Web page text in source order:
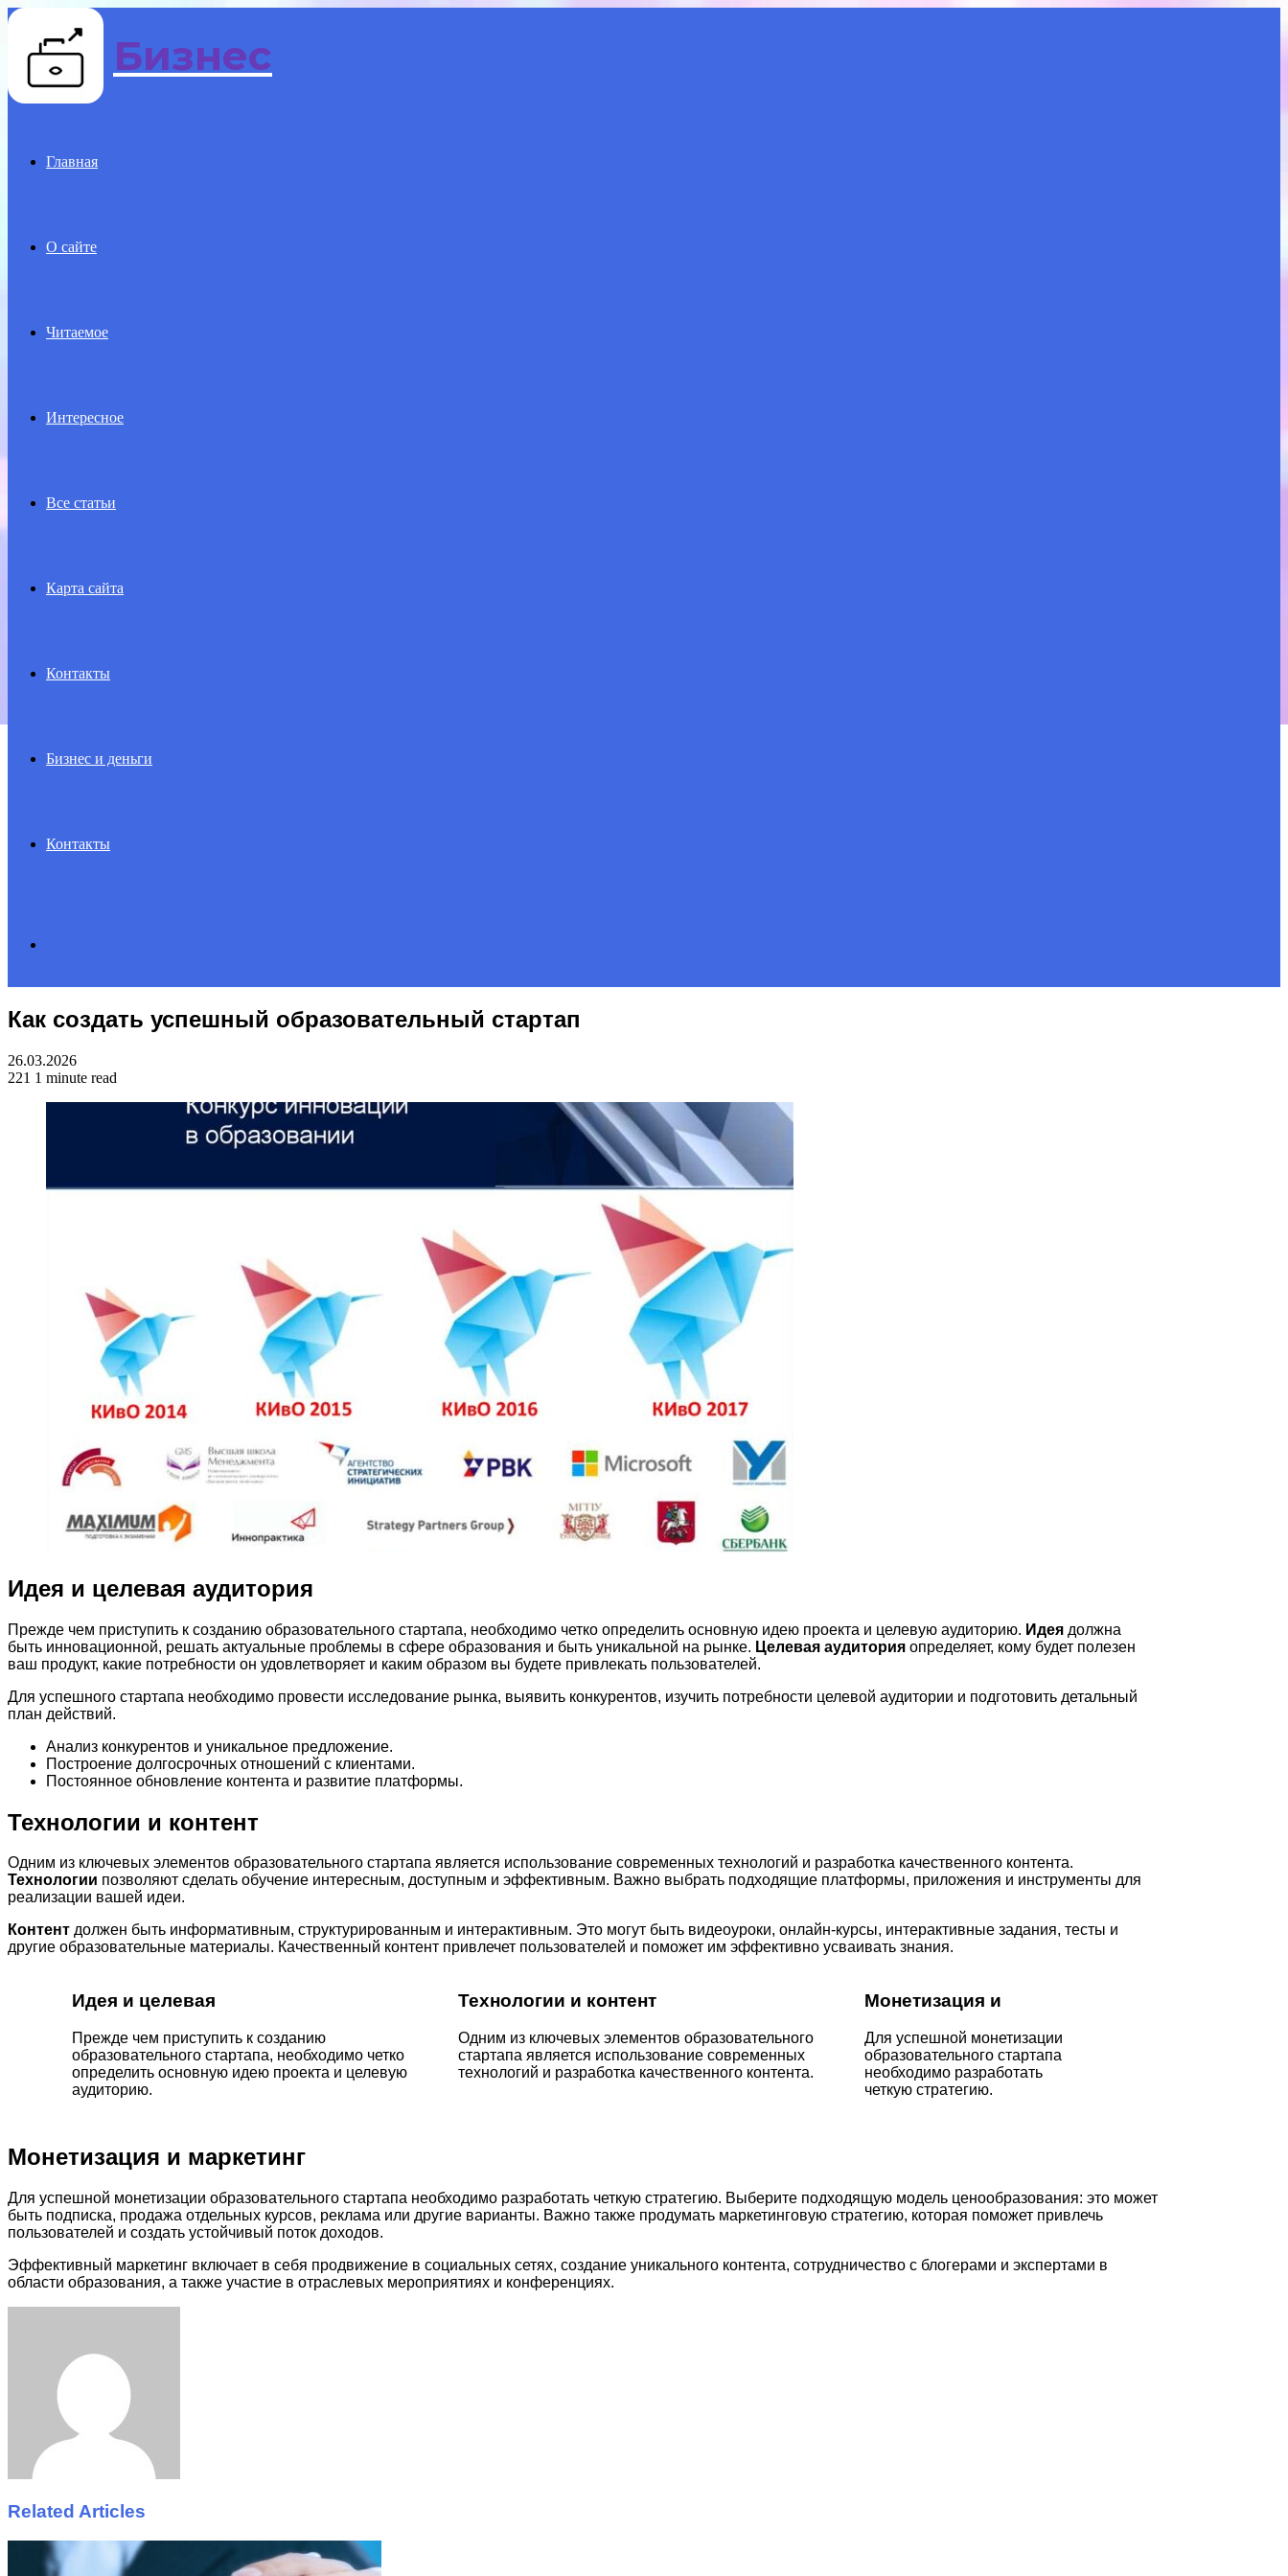
Menu Бизнес
Главная
О сайте
Читаемое
Интересное
Все статьи
Карта сайта
Контакты
Бизнес и деньги
Контакты
for
Как создать успешный образовательный стартап
26.03.2026
221 1 minute read
Идея и целевая аудитория
Прежде чем приступить к созданию образовательного стартапа, необходимо четко определить основную идею проекта и целевую аудиторию. Идея должна
быть инновационной, решать актуальные проблемы в сфере образования и быть уникальной на рынке. Целевая аудитория определяет, кому будет полезен
ваш продукт, какие потребности он удовлетворяет и каким образом вы будете привлекать пользователей.
Для успешного стартапа необходимо провести исследование рынка, выявить конкурентов, изучить потребности целевой аудитории и подготовить детальный
план действий.
Анализ конкурентов и уникальное предложение.
Построение долгосрочных отношений с клиентами.
Постоянное обновление контента и развитие платформы.
Технологии и контент
Одним из ключевых элементов образовательного стартапа является использование современных технологий и разработка качественного контента.
Технологии позволяют сделать обучение интересным, доступным и эффективным. Важно выбрать подходящие платформы, приложения и инструменты для
реализации вашей идеи.
Контент должен быть информативным, структурированным и интерактивным. Это могут быть видеоуроки, онлайн-курсы, интерактивные задания, тесты и
другие образовательные материалы. Качественный контент привлечет пользователей и поможет им эффективно усваивать знания.
Идея и целевая
Прежде чем приступить к созданию
образовательного стартапа, необходимо четко
определить основную идею проекта и целевую
аудиторию.
Технологии и контент
Одним из ключевых элементов образовательного
стартапа является использование современных
технологий и разработка качественного контента.
Монетизация и
Для успешной монетизации
образовательного стартапа
необходимо разработать
четкую стратегию.
Монетизация и маркетинг
Для успешной монетизации образовательного стартапа необходимо разработать четкую стратегию. Выберите подходящую модель ценообразования: это может
быть подписка, продажа отдельных курсов, реклама или другие варианты. Важно также продумать маркетинговую стратегию, которая поможет привлечь
пользователей и создать устойчивый поток доходов.
Эффективный маркетинг включает в себя продвижение в социальных сетях, создание уникального контента, сотрудничество с блогерами и экспертами в
области образования, а также участие в отраслевых мероприятиях и конференциях.
Related Articles